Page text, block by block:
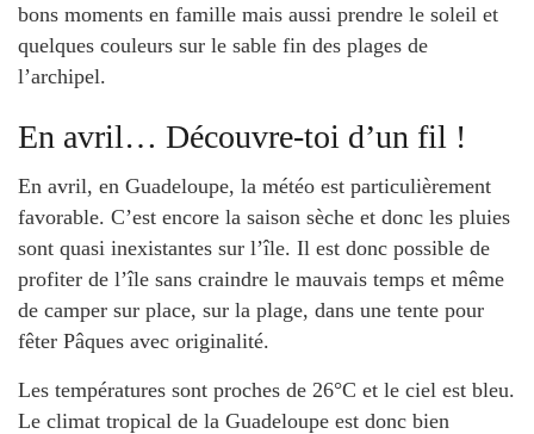
bons moments en famille mais aussi prendre le soleil et
quelques couleurs sur le sable fin des plages de
l’archipel.
En avril… Découvre-toi d’un fil !
En avril, en Guadeloupe, la météo est particulièrement
favorable. C’est encore la saison sèche et donc les pluies
sont quasi inexistantes sur l’île. Il est donc possible de
profiter de l’île sans craindre le mauvais temps et même
de camper sur place, sur la plage, dans une tente pour
fêter Pâques avec originalité.
Les températures sont proches de 26°C et le ciel est bleu.
Le climat tropical de la Guadeloupe est donc bien